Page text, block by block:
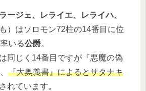
ージェ、レライエ、レライハ、
）はソロモン72柱の14番目に位
いる公爵。
同じく14番目ですが『悪魔の偽
『大奥義書』によるとサタナキ
れています。